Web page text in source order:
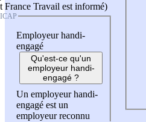
France Travail est informé)
Employeur handi-
engagé
Qu'est-ce qu'un
employeur handi-
engagé ?
Un employeur handi-
engagé est un
employeur reconnu